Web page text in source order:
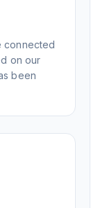
in.
I
connected
on our
been